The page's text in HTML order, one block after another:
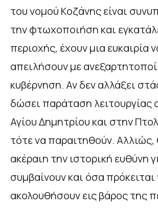
του νομού Κοζάνης είναι
την φτωχοποιήση και
περιοχής, έχουν μια ευκαιρία
απειλήσουν με
κυβέρνηση. Αν δεν αλλάξει
δώσει παράταση λειτουργίας
Αγίου Δημητρίου και στην
τότε να παραιτηθούν.
ακέραιη την ιστορική ευθύνη
συμβαίνουν και όσα πρόκειται
ακολουθήσουν εις βάρος της